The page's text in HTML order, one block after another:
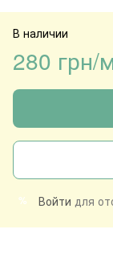
В наличии
280 грн/
% Войти для